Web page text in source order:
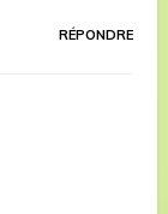
RÉPONDRE